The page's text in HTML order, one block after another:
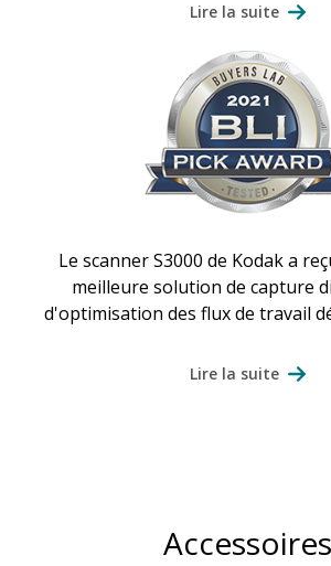
Lire la suite
Le scanner S3000 de Kodak a
meilleure solution de capture
d'optimisation des flux de travail
Lire la suite
Accessoires